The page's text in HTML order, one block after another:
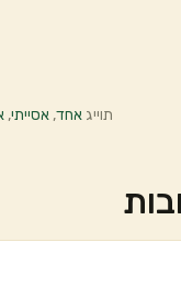
תוייג אחד, אסייתי,